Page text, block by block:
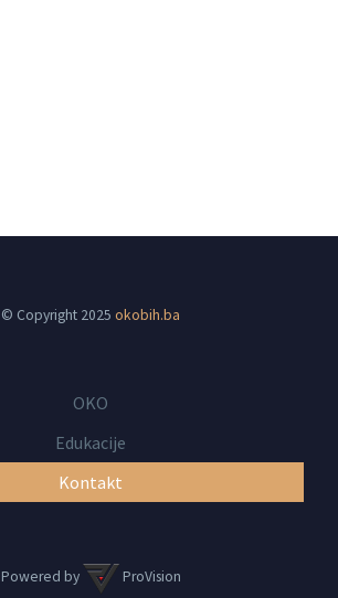
© Copyright 2025 okobih.ba
OKO
Edukacije
Kontakt
Powered by ProVision